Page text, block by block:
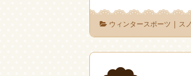
ウィンタースポーツ | ス